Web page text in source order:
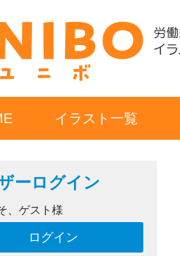
イラスト一覧
ーログイン
、ゲスト様
ログイン